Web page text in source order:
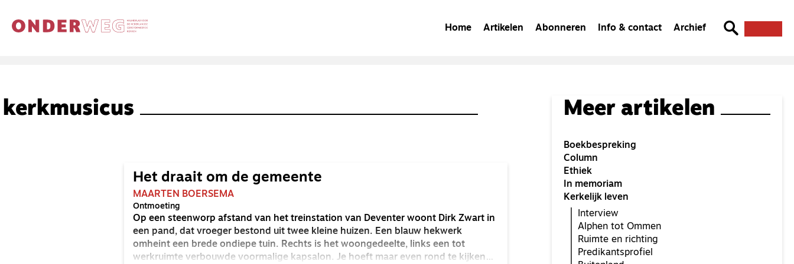
Home Artikelen Abonneren Info & contact Archief
kerkmusicus
Het draait om de gemeente
MAARTEN BOERSEMA
Ontmoeting
Op een steenworp afstand van het treinstation van Deventer woont Dirk Zwart in
een pand, dat vroeger bestond uit twee kleine huizen. Een blauw hekwerk
omheint een brede ondiepe tuin. Rechts is het woongedeelte, links een tot
werkruimte verbouwde voormalige kapsalon. Je hoeft maar even rond te kijken
Meer artikelen
Boekbespreking
Column
Ethiek
In memoriam
Kerkelijk leven
Interview
Alphen tot Ommen
Ruimte en richting
Predikantsprofiel